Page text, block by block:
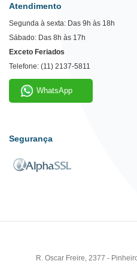
Atendimento
Segunda à sexta: Das 9h às 18h
Sábado: Das 8h às 17h
Exceto Feriados
Telefone: (11) 2137-5811
WhatsApp
Segurança
R. Oscar Freire, 2377 -